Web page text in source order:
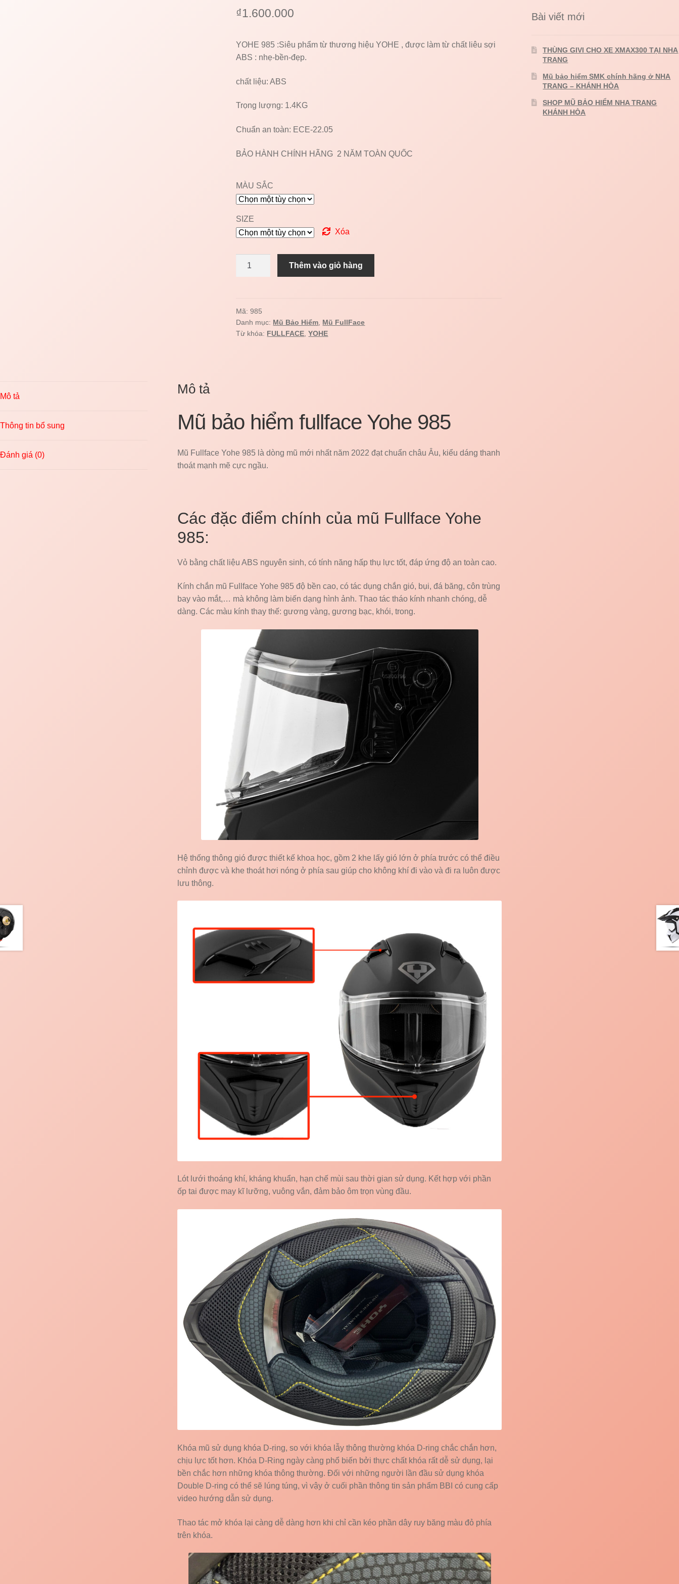
₫1.600.000
YOHE 985 :Siêu phẩm từ thương hiệu YOHE , được làm từ chất liêu sợi
ABS : nhẹ-bền-đẹp.
chất liệu: ABS
Trọng lượng: 1.4KG
Chuẩn an toàn: ECE-22.05
BẢO HÀNH CHÍNH HÃNG 2 NĂM TOÀN QUỐC
MÀU SẮC
SIZE
Xóa
số
lượng
Thêm vào giỏ hàng
Mã:985
Danh mục: Mũ Bảo Hiểm Mũ FullFace
Từ khóa: FULLFACE ,YOHE
Mô tả
Thông tin bổ sung
Đánh giá (0)
Mô tả
Mũ bảo hiểm fullface Yohe 985
Mũ Fullface Yohe 985 là dòng mũ mới nhất năm 2022 đạt chuẩn châu Âu, kiểu dáng thanh
thoát mạnh mẽ cực ngầu.
Các đặc điểm chính của mũ Fullface Yohe
985:
Vỏ bằng chất liệu ABS nguyên sinh, có tính năng hấp thụ lực tốt, đáp ứng độ an toàn cao.
Kính chắn mũ Fullface Yohe 985 độ bền cao, có tác dụng chắn gió, bụi, đá băng, côn trùng
bay vào mắt,… mà không làm biến dạng hình ảnh. Thao tác tháo kính nhanh chóng, dễ
dàng. Các màu kính thay thế: gương vàng, gương bạc, khói, trong.
Hệ thống thông gió được thiết kế khoa học, gồm 2 khe lấy gió lớn ở phía trước có thể điều
chỉnh được và khe thoát hơi nóng ở phía sau giúp cho không khí đi vào và đi ra luôn được
lưu thông.
Lót lưới thoáng khí, kháng khuẩn, hạn chế mùi sau thời gian sử dụng. Kết hợp với phần
ốp tai được may kĩ lưỡng, vuông vắn, đảm bảo ôm trọn vùng đầu.
Khóa mũ sử dụng khóa D-ring, so với khóa lẫy thông thường khóa D-ring chắc chắn hơn,
chịu lực tốt hơn. Khóa D-Ring ngày càng phổ biến bởi thực chất khóa rất dễ sử dụng, lại
bền chắc hơn những khóa thông thường. Đối với những người lần đầu sử dụng khóa
Double D-ring có thể sẽ lúng túng, vì vậy ở cuối phần thông tin sản phẩm BBI có cung cấp
video hướng dẫn sử dụng.
Thao tác mở khóa lại càng dễ dàng hơn khi chỉ cần kéo phần dây ruy băng màu đỏ phía
trên khóa.
Bài viết mới
THÙNG GIVI CHO XE XMAX300 TẠI NHA
TRANG
Mũ bảo hiểm SMK chính hãng ở NHA
TRANG – KHÁNH HÒA
SHOP MŨ BẢO HIỂM NHA TRANG
KHÁNH HÒA